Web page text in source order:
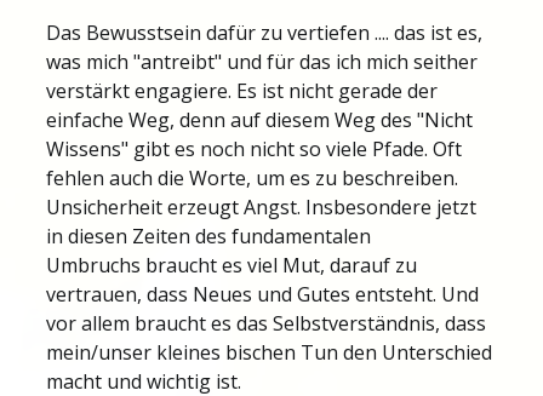
Das Bewusstsein dafür zu vertiefen .... das ist es,
was mich "antreibt" und für das ich mich seither
verstärkt engagiere. Es ist nicht gerade der
einfache Weg, denn auf diesem Weg des "Nicht
Wissens" gibt es noch nicht so viele Pfade. Oft
fehlen auch die Worte, um es zu beschreiben.
Unsicherheit erzeugt Angst. Insbesondere jetzt
in diesen Zeiten des fundamentalen
Umbruchs braucht es viel Mut, darauf zu
vertrauen, dass Neues und Gutes entsteht. Und
vor allem braucht es das Selbstverständnis, dass
mein/unser kleines bischen Tun den Unterschied
macht und wichtig ist.